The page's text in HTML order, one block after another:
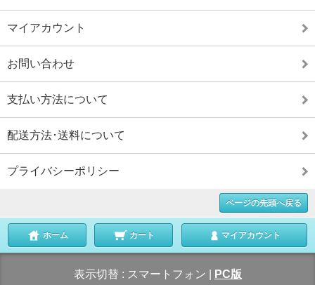
マイアカウント
お問い合わせ
支払い方法について
配送方法･送料について
プライバシーポリシー
ページの先頭へ戻る
ホーム カート マイアカウント
表示切替 : スマートフォン PC版